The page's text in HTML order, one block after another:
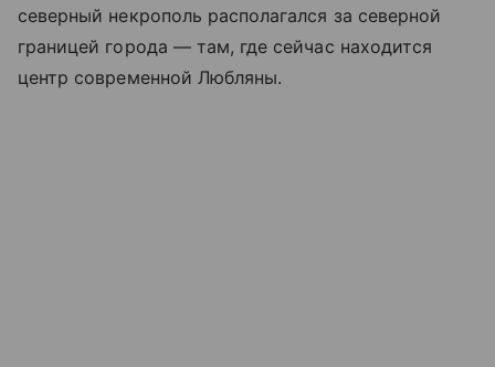
северный некрополь располагался за северной
границей города — там, где сейчас находится
центр современной Любляны.